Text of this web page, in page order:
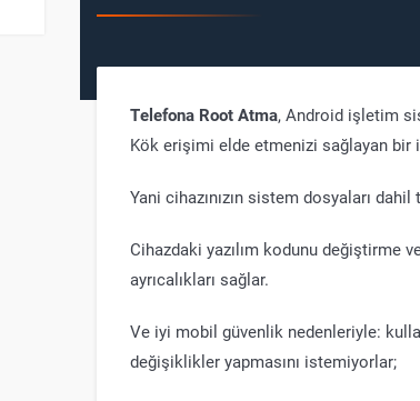
Telefona Root Atma, Android işletim
Kök erişimi elde etmenizi sağlayan bir
Yani cihazınızın sistem dosyaları
Cihazdaki yazılım kodunu değiştirme
ayrıcalıkları sağlar.
Ve iyi mobil güvenlik nedenleriyle:
değişiklikler yapmasını istemiyorlar;